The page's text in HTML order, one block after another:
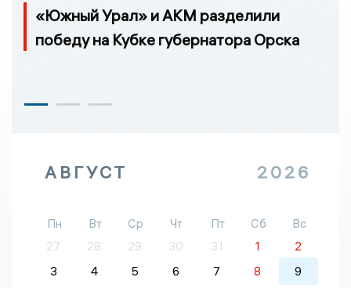
«Южный Урал» и АКМ разделили
победу на Кубке губернатора Орска
АВГУСТ 2026
Пн Вт Ср Чт Пт Сб
Вс
27
28 29 30 31 1
2
3
4 5 6 7 8
9